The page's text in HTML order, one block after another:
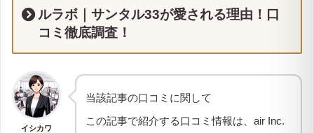
ルラボ｜サンタル33が愛される理由！口
コミ徹底調査！
イシカワ
当該記事の口コミに関して
この記事で紹介する口コミ情報は、air Inc.